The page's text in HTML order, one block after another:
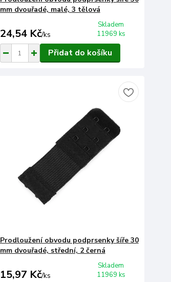
mm dvouřadé, malé, 3 tělová
24,54 Kč/ks
Skladem
11969 ks
Přidat do košíku
Prodloužení obvodu podprsenky šíře 30
mm dvouřadé, střední, 2 černá
15,97 Kč/ks
Skladem
11969 ks